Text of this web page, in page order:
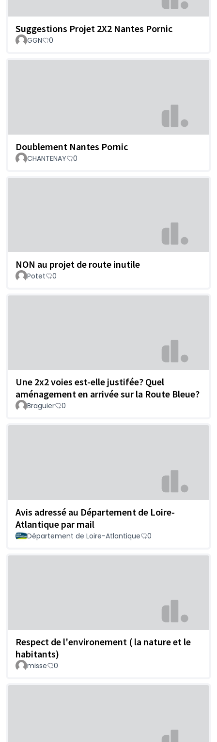
Suggestions Projet 2X2 Nantes Pornic
GGN 0
Doublement Nantes Pornic
CHANTENAY 0
NON au projet de route inutile
Potet 0
Une 2x2 voies est-elle justifée? Quel
aménagement en arrivée sur la Route Bleue?
Braguier 0
Avis adressé au Département de Loire-
Atlantique par mail
Département de Loire-Atlantique 0
Respect de l'environement ( la nature et le
habitants)
misse 0